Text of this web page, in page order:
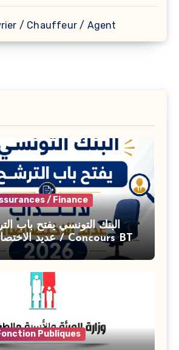
/ Chauffeur / Agent
/ Finance
البنك التونسي يفتح باب
Tunisie 2026
Publiques